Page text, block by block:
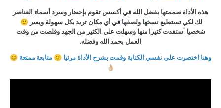
هذه الأداة صممتها بفضل الله في أكسس تقوم بإحضار وسرد أسماء العناصر
لك لكي تستطيع نسخها ولصقها في أي مكان تريد بكل سهولة ويسر 🙂
شخصيا أستفدت كثيرا منها وسهلت علي الكثير من الجهد وقلصت من وقت
العمل بحمد الله وفضله.
وهنا اختصرت على نفسي الكتابة وقمت بشرح الأداة مرئيا 🙂 متابعة ممتعة 😊
👌🏼